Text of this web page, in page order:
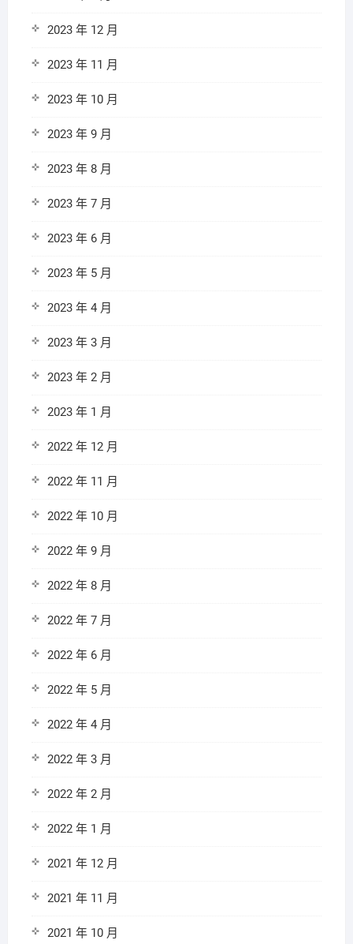
2023 年 12 月
2023 年 11 月
2023 年 10 月
2023 年 9 月
2023 年 8 月
2023 年 7 月
2023 年 6 月
2023 年 5 月
2023 年 4 月
2023 年 3 月
2023 年 2 月
2023 年 1 月
2022 年 12 月
2022 年 11 月
2022 年 10 月
2022 年 9 月
2022 年 8 月
2022 年 7 月
2022 年 6 月
2022 年 5 月
2022 年 4 月
2022 年 3 月
2022 年 2 月
2022 年 1 月
2021 年 12 月
2021 年 11 月
2021 年 10 月